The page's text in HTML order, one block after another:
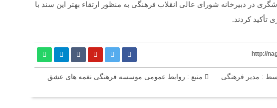
در دبیرخانه شورای عالی انقلاب فرهنگی به منظور ارتقاء بهتر این سند با
کردند.
http://
: مدیر فرهنگی
منبع : روابط عمومی موسسه فرهنگی نغمه های عشق